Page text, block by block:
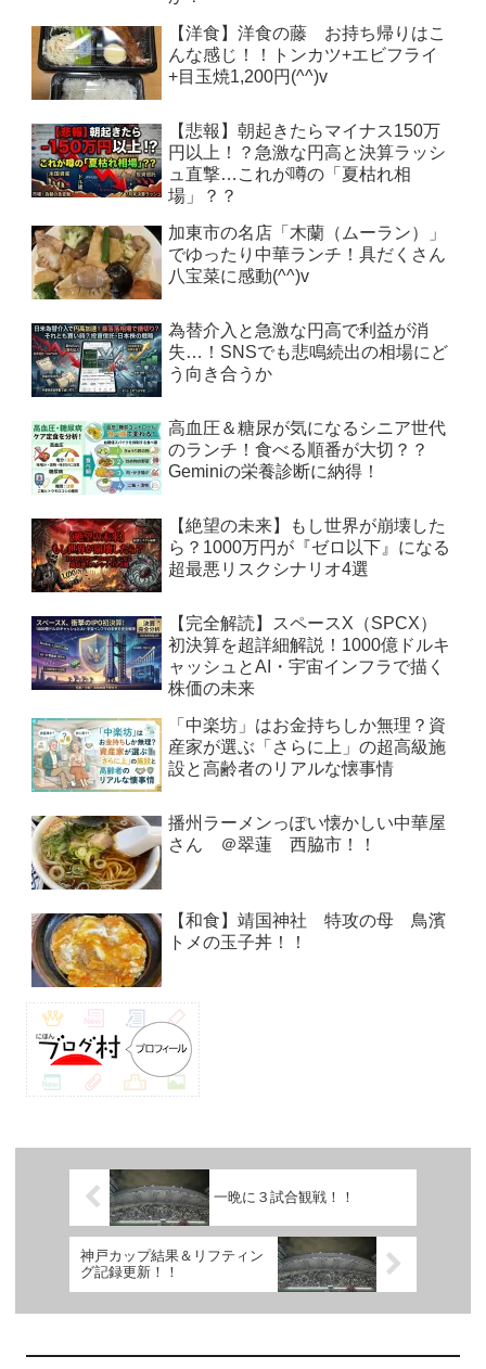
【洋食】洋食の藤 お持ち帰りはこ
んな感じ！！トンカツ+エビフライ
+目玉焼1,200円(^^)v
【悲報】朝起きたらマイナス150万
円以上！？急激な円高と決算ラッシ
ュ直撃…これが噂の「夏枯れ相
場」？？
加東市の名店「木蘭（ムーラン）」
でゆったり中華ランチ！具だくさん
八宝菜に感動(^^)v
為替介入と急激な円高で利益が消
失…！SNSでも悲鳴続出の相場にど
う向き合うか
高血圧＆糖尿が気になるシニア世代
のランチ！食べる順番が大切？？
Geminiの栄養診断に納得！
【絶望の未来】もし世界が崩壊した
ら？1000万円が『ゼロ以下』になる
超最悪リスクシナリオ4選
【完全解読】スペースX（SPCX）
初決算を超詳細解説！1000億ドルキ
ャッシュとAI・宇宙インフラで描く
株価の未来
「中楽坊」はお金持ちしか無理？資
産家が選ぶ「さらに上」の超高級施
設と高齢者のリアルな懐事情
播州ラーメンっぽい懐かしい中華屋
さん ＠翠蓮 西脇市！！
【和食】靖国神社 特攻の母 鳥濱
トメの玉子丼！！
一晩に３試合観戦！！
神戸カップ結果＆リフティン
グ記録更新！！